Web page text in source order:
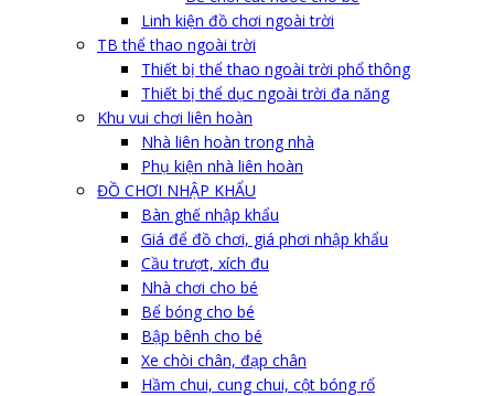
Linh kiện đồ chơi ngoài trời
TB thể thao ngoài trời
Thiết bị thể thao ngoài trời phổ thông
Thiết bị thể dục ngoài trời đa năng
Khu vui chơi liên hoàn
Nhà liên hoàn trong nhà
Phụ kiện nhà liên hoàn
ĐỒ CHƠI NHẬP KHẨU
Bàn ghế nhập khẩu
Giá để đồ chơi, giá phơi nhập khẩu
Cầu trượt, xích đu
Nhà chơi cho bé
Bể bóng cho bé
Bập bênh cho bé
Xe chòi chân, đạp chân
Hầm chui, cung chui, cột bóng rổ